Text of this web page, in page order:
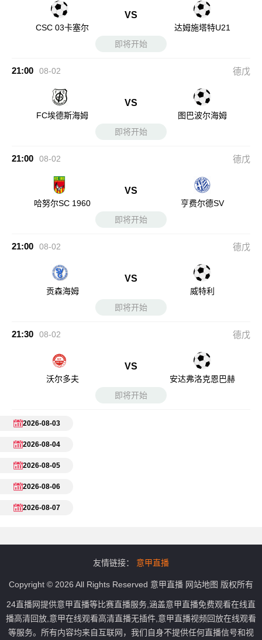
CSC 03卡塞尔
VS
达姆施塔特U21
即将开始
21:00 08-02 德戊
FC埃德斯海姆
VS
图巴波尔海姆
即将开始
21:00 08-02 德戊
哈努尔SC 1960
VS
亨费尔德SV
即将开始
21:00 08-02 德戊
贡森海姆
VS
威特利
即将开始
21:30 08-02 德戊
沃尔多夫
VS
安达弗洛克恩巴赫
即将开始
2026-08-03
2026-08-04
2026-08-05
2026-08-06
2026-08-07
友情链接： 意甲直播
Copyright © 2026 All Rights Reserved 意甲直播 网站地图 版权所有
24直播网提供意甲直播等比赛直播服务,涵盖意甲直播免费观看在线直
播高清回放,意甲在线观看高清直播无插件,意甲直播视频回放在线观看
等服务。所有内容均来自互联网，我们自身不提供任何直播信号和视